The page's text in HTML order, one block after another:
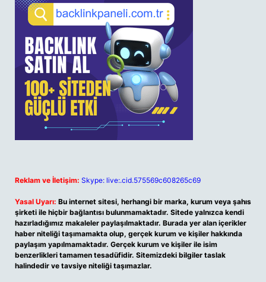
Reklam ve İletişim: Skype: live:.cid.575569c608265c69
Yasal Uyarı: Bu internet sitesi, herhangi bir marka, kurum veya şahıs
şirketi ile hiçbir bağlantısı bulunmamaktadır. Sitede yalnızca kendi
hazırladığımız makaleler paylaşılmaktadır. Burada yer alan içerikler
haber niteliği taşımamakta olup, gerçek kurum ve kişiler hakkında
paylaşım yapılmamaktadır. Gerçek kurum ve kişiler ile isim
benzerlikleri tamamen tesadüfidir. Sitemizdeki bilgiler taslak
halindedir ve tavsiye niteliği taşımazlar.